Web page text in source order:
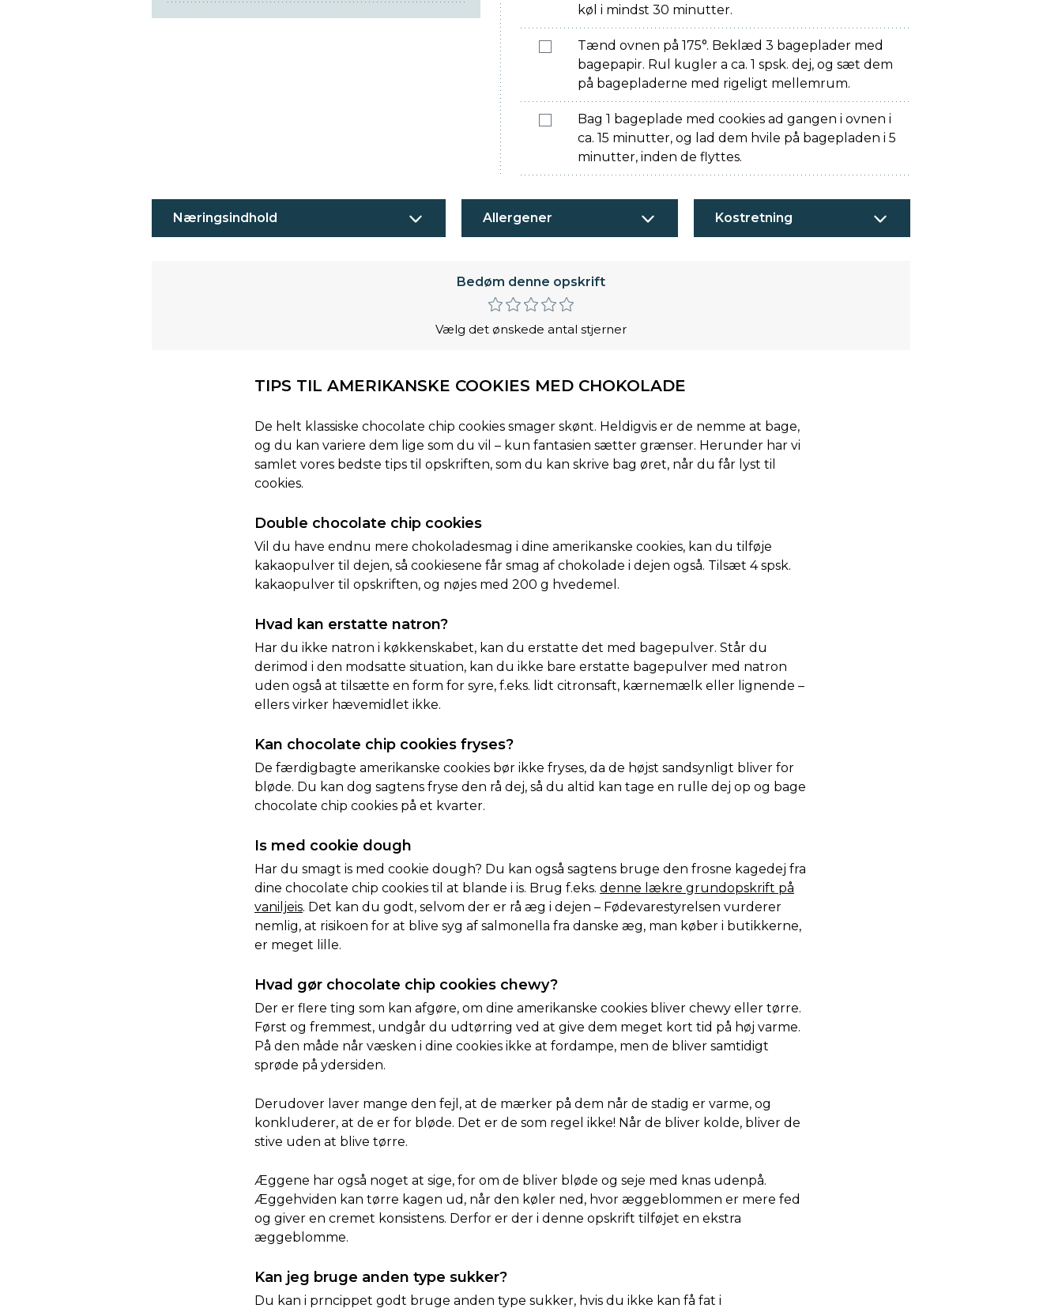
køl i mindst 30 minutter.
Tænd ovnen på 175°. Beklæd 3 bageplader med
bagepapir. Rul kugler a ca. 1 spsk. dej, og sæt dem
på bagepladerne med rigeligt mellemrum.
Bag 1 bageplade med cookies ad gangen i ovnen i
ca. 15 minutter, og lad dem hvile på bagepladen i 5
minutter, inden de flyttes.
Næringsindhold Allergener Kostretning
Bedøm denne opskrift
Vælg det ønskede antal stjerner
TIPS TIL AMERIKANSKE COOKIES MED CHOKOLADE
De helt klassiske chocolate chip cookies smager skønt. Heldigvis er de nemme at bage,
og du kan variere dem lige som du vil – kun fantasien sætter grænser. Herunder har vi
samlet vores bedste tips til opskriften, som du kan skrive bag øret, når du får lyst til
cookies.
Double chocolate chip cookies
Vil du have endnu mere chokoladesmag i dine amerikanske cookies, kan du tilføje
kakaopulver til dejen, så cookiesene får smag af chokolade i dejen også. Tilsæt 4 spsk.
kakaopulver til opskriften, og nøjes med 200 g hvedemel.
Hvad kan erstatte natron?
Har du ikke natron i køkkenskabet, kan du erstatte det med bagepulver. Står du
derimod i den modsatte situation, kan du ikke bare erstatte bagepulver med natron
uden også at tilsætte en form for syre, f.eks. lidt citronsaft, kærnemælk eller lignende –
ellers virker hævemidlet ikke.
Kan chocolate chip cookies fryses?
De færdigbagte amerikanske cookies bør ikke fryses, da de højst sandsynligt bliver for
bløde. Du kan dog sagtens fryse den rå dej, så du altid kan tage en rulle dej op og bage
chocolate chip cookies på et kvarter.
Is med cookie dough
Har du smagt is med cookie dough? Du kan også sagtens bruge den frosne kagedej fra
dine chocolate chip cookies til at blande i is. Brug f.eks. denne lækre grundopskrift på
vaniljeis. Det kan du godt, selvom der er rå æg i dejen – Fødevarestyrelsen vurderer
nemlig, at risikoen for at blive syg af salmonella fra danske æg, man køber i butikkerne,
er meget lille.
Hvad gør chocolate chip cookies chewy?
Der er flere ting som kan afgøre, om dine amerikanske cookies bliver chewy eller tørre.
Først og fremmest, undgår du udtørring ved at give dem meget kort tid på høj varme.
På den måde når væsken i dine cookies ikke at fordampe, men de bliver samtidigt
sprøde på ydersiden.
Derudover laver mange den fejl, at de mærker på dem når de stadig er varme, og
konkluderer, at de er for bløde. Det er de som regel ikke! Når de bliver kolde, bliver de
stive uden at blive tørre.
Æggene har også noget at sige, for om de bliver bløde og seje med knas udenpå.
Æggehviden kan tørre kagen ud, når den køler ned, hvor æggeblommen er mere fed
og giver en cremet konsistens. Derfor er der i denne opskrift tilføjet en ekstra
æggeblomme.
Kan jeg bruge anden type sukker?
Du kan i prncippet godt bruge anden type sukker, hvis du ikke kan få fat i